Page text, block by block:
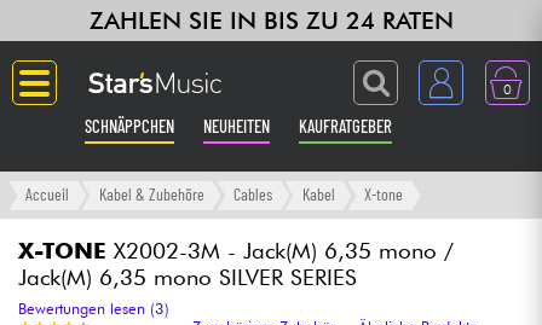
ZAHLEN SIE IN BIS ZU 24 RATEN
0
SCHNÄPPCHEN NEUHEITEN KAUFRATGEBER
Langue
Gitarre & Bass
Verstärker & Effekte
Accueil Kabel & Zubehöre Cables Kabel X-tone
X-TONE X2002-3M - Jack(M) 6,35 mono /
Jack(M) 6,35 mono SILVER SERIES
Bewertungen lesen (3)